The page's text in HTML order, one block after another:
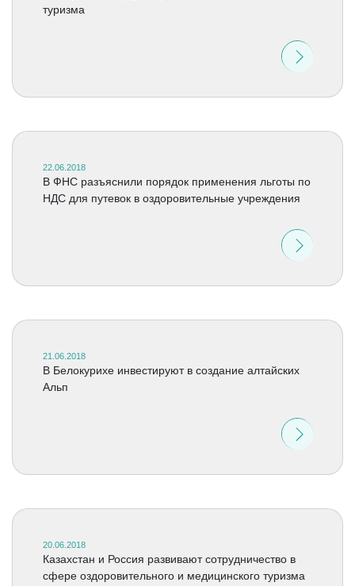
туризма
22.06.2018
В ФНС разъяснили порядок применения льготы по
НДС для путевок в оздоровительные учреждения
21.06.2018
В Белокурихе инвестируют в создание алтайских
Альп
20.06.2018
Казахстан и Россия развивают сотрудничество в
сфере оздоровительного и медицинского туризма